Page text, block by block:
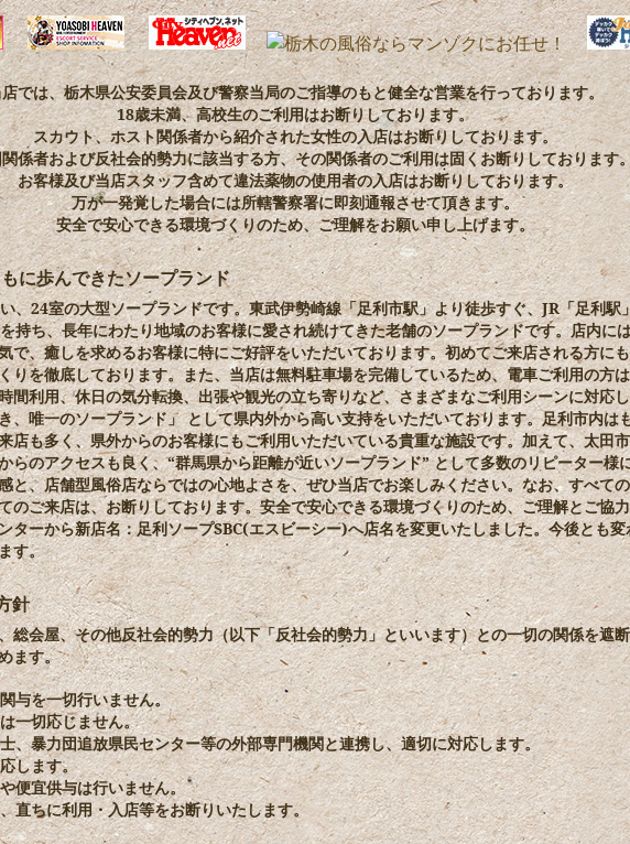
では、栃木県公安委員会及び警察当局のご指導のもと健全な営業を行っております。
18歳未満、高校生のご利用はお断りしております。
スカウト、ホスト関係者から紹介された女性の入店はお断りしております。
係者および反社会的勢力に該当する方、その関係者のご利用は固くお断りしております
お客様及び当店スタッフ含めて違法薬物の使用者の入店はお断りしております。
万が一発覚した場合には所轄警察署に即刻通報させて頂きます。
安全で安心できる環境づくりのため、ご理解をお願い申し上げます。
に歩んできたソープランド
、24室の大型ソープランドです。東武伊勢崎線「足利市駅」より徒歩すぐ、JR「足利駅
持ち、長年にわたり地域のお客様に愛され続けてきた老舗のソープランドです。店内に
で、癒しを求めるお客様に特にご好評をいただいております。初めてご来店される方に
りを徹底しております。また、当店は無料駐車場を完備しているため、電車ご利用の方
間利用、休日の気分転換、出張や観光の立ち寄りなど、さまざまなご利用シーンに対応
、唯一のソープランド」 として県内外から高い支持をいただいております。足利市内は
店も多く、県外からのお客様にもご利用いただいている貴重な施設です。加えて、太田
らのアクセスも良く、“群馬県から距離が近いソープランド” として多数のリピーター様
と、店舗型風俗店ならではの心地よさを、ぜひ当店でお楽しみください。なお、すべて
のご来店は、お断りしております。安全で安心できる環境づくりのため、ご理解とご協
ターから新店名：足利ソープSBC(エスビーシー)へ店名を変更いたしました。今後とも
す。
針
総会屋、その他反社会的勢力（以下「反社会的勢力」といいます）との一切の関係を遮
ます。
与を一切行いません。
一切応じません。
、暴力団追放県民センター等の外部専門機関と連携し、適切に対応します。
します。
便宜供与は行いません。
直ちに利用・入店等をお断りいたします。